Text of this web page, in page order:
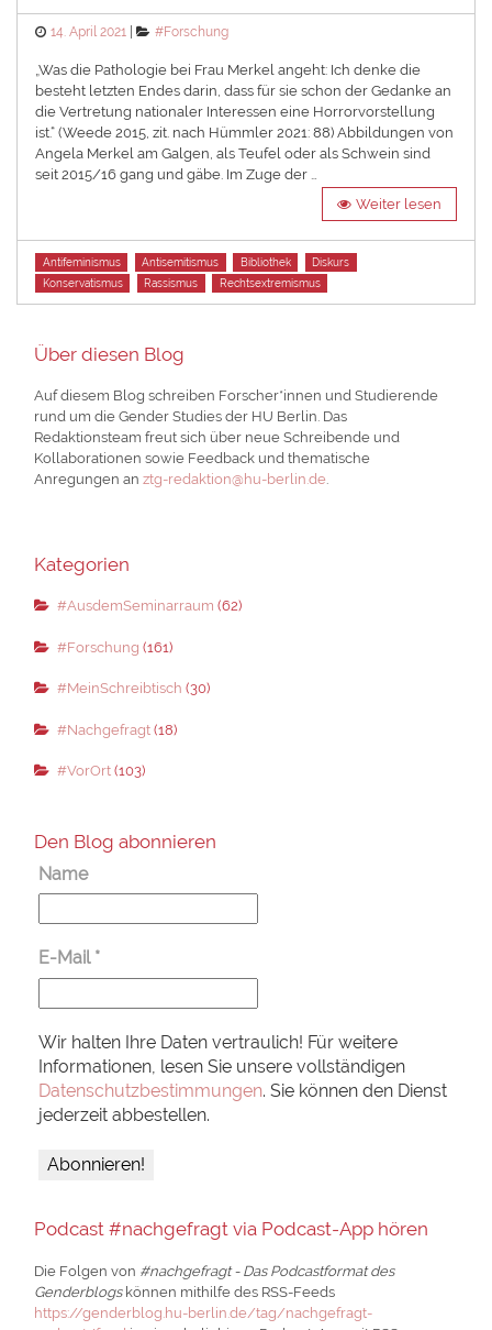
Posted
14. April 2021 Categories
#Forschung
„Was die Pathologie bei Frau Merkel angeht: Ich denke die
besteht letzten Endes darin, dass für sie schon der Gedanke an
die Vertretung nationaler Interessen eine Horrorvorstellung
ist.“ (Weede 2015, zit. nach Hümmler 2021: 88)⁠ Abbildungen von
Angela Merkel am Galgen, als Teufel oder als Schwein sind
seit 2015/16 gang und gäbe. Im Zuge der …
Weiter lesen
Tags
Antifeminismus Antisemitismus Bibliothek
Diskurs
Konservatismus
Rassismus Rechtsextremismus
Über diesen Blog
Auf diesem Blog schreiben Forscher*innen und Studierende
rund um die Gender Studies der HU Berlin. Das
Redaktionsteam freut sich über neue Schreibende und
Kollaborationen sowie Feedback und thematische
Anregungen anztg-redaktion@hu-berlin.de.
Kategorien
#AusdemSeminarraum (62)
#Forschung (161)
#MeinSchreibtisch (30)
#Nachgefragt(18)
#VorOrt(103)
Den Blog abonnieren
Name
E-Mail *
Wir halten Ihre Daten vertraulich! Für weitere
Informationen, lesen Sie unsere vollständigen
Datenschutzbestimmungen. Sie können den Dienst
jederzeit abbestellen.
Podcast #nachgefragt via Podcast-App hören
Die Folgen von #nachgefragt - Das Podcastformat des
Genderblogskönnen mithilfe des RSS-Feeds
https://genderblog.hu-berlin.de/tag/nachgefragt-